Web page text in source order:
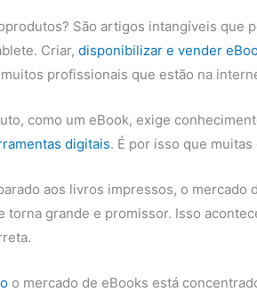
São artigos intangíveis que
Criar, disponibilizar e vender
profissionais que estão na
como um eBook, exige
digitais. É por isso que
aos livros impressos, o
torna grande e promissor. Isso
o mercado de eBooks está